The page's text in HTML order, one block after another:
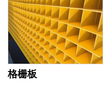
格栅板